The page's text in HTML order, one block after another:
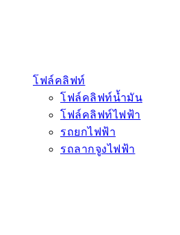
โฟล์คลิฟท์
โฟล์คลิฟท์น้ำมัน
โฟล์คลิฟท์ไฟฟ้า
รถยกไฟฟ้า
รถลากจูงไฟฟ้า